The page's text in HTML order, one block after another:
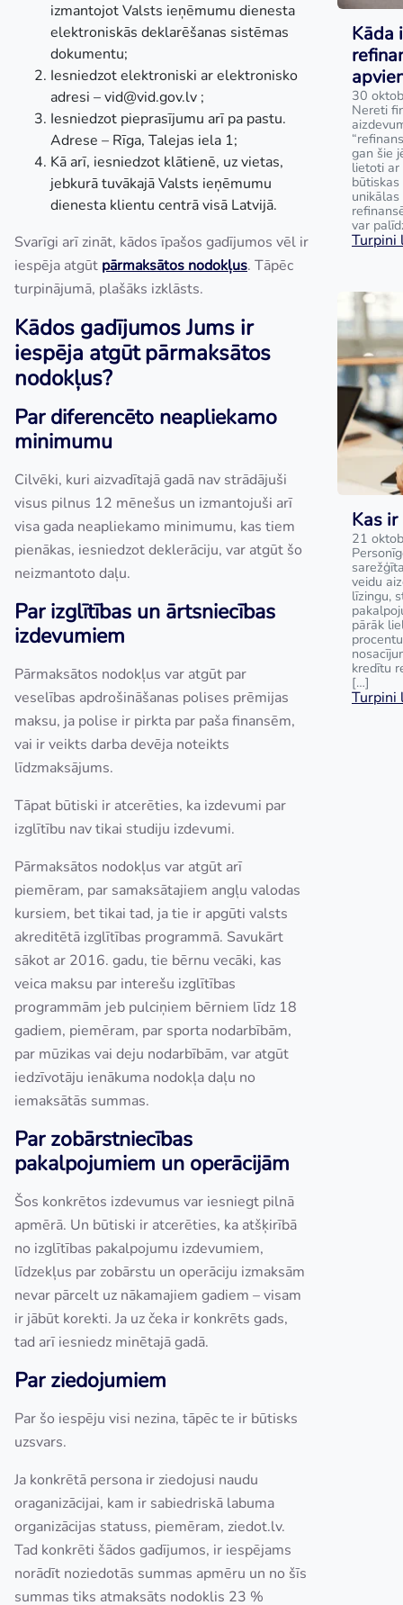
izmantojot Valsts ieņēmumu dienesta
elektroniskās deklarēšanas sistēmas
dokumentu;
Iesniedzot elektroniski ar elektronisko
adresi –vid@vid.gov.lv ;
Iesniedzot pieprasījumu arī pa pastu.
Adrese – Rīga, Talejas iela 1;
Kā arī, iesniedzot klātienē, uz vietas,
jebkurā tuvākajā Valsts ieņēmumu
dienesta klientu centrā visā Latvijā.
Svarīgi arī zināt, kādos īpašos gadījumos vēl ir
iespēja atgūt pārmaksātos nodokļus. Tāpēc
turpinājumā, plašāks izklāsts.
Kādos gadījumos Jums ir
iespēja atgūt pārmaksātos
nodokļus?
Par diferencēto neapliekamo
minimumu
Cilvēki, kuri aizvadītajā gadā nav strādājuši
visus pilnus 12 mēnešus un izmantojuši arī
visa gada neapliekamo minimumu, kas tiem
pienākas, iesniedzot deklerāciju, var atgūt šo
neizmantoto daļu.
Par izglītības un ārtsniecības
izdevumiem
Pārmaksātos nodokļus var atgūt par
veselības apdrošināšanas polises prēmijas
maksu, ja polise ir pirkta par paša finansēm,
vai ir veikts darba devēja noteikts
līdzmaksājums.
Tāpat būtiski ir atcerēties, ka izdevumi par
izglītību nav tikai studiju izdevumi.
Pārmaksātos nodokļus var atgūt arī
piemēram, par samaksātajiem angļu valodas
kursiem, bet tikai tad, ja tie ir apgūti valsts
akreditētā izglītības programmā. Savukārt
sākot ar 2016. gadu, tie bērnu vecāki, kas
veica maksu par interešu izglītības
programmām jeb pulciņiem bērniem līdz 18
gadiem, piemēram, par sporta nodarbībām,
par mūzikas vai deju nodarbībām, var atgūt
iedzīvotāju ienākuma nodokļa daļu no
iemaksātās summas.
Par zobārstniecības
pakalpojumiem un operācijām
Šos konkrētos izdevumus var iesniegt pilnā
apmērā. Un būtiski ir atcerēties, ka atšķirībā
no izglītības pakalpojumu izdevumiem,
līdzekļus par zobārstu un operāciju izmaksām
nevar pārcelt uz nākamajiem gadiem – visam
ir jābūt korekti. Ja uz čeka ir konkrēts gads,
tad arī iesniedz minētajā gadā.
Par ziedojumiem
Par šo iespēju visi nezina, tāpēc te ir būtisks
uzsvars.
Ja konkrētā persona ir ziedojusi naudu
oraganizācijai, kam ir sabiedriskā labuma
organizācijas statuss, piemēram, ziedot.lv.
Tad konkrēti šādos gadījumos, ir iespējams
norādīt noziedotās summas apmēru un no šīs
summas tiks atmaksāts nodoklis 23 %
Kāda
30
Nereti
gan šie
lietoti ar
var
Turpini
Kas
21
veidu
līzingu,
pārāk
kredītu
[…]
Turpini